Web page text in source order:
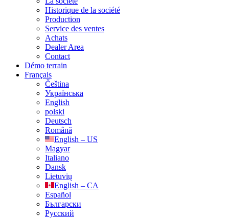
Historique de la société
Production
Service des ventes
Achats
Dealer Area
Contact
Démo terrain
Français
Čeština
Українська
English
polski
Deutsch
Română
English – US
Magyar
Italiano
Dansk
Lietuvių
English – CA
Español
Български
Русский